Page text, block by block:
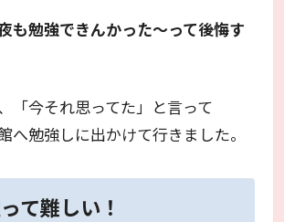
も勉強できんかった～って後悔す
「今それ思ってた」と言って
へ勉強しに出かけて行きました。
て難しい！